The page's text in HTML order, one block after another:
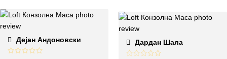
Дејан Андоновски Дардан Шала